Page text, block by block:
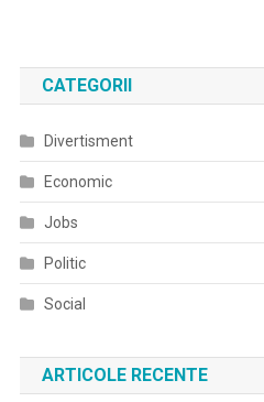
CATEGORII
Divertisment
Economic
Jobs
Politic
Social
ARTICOLE RECENTE